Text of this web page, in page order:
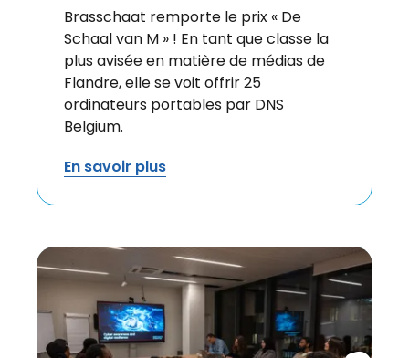
Brasschaat remporte le prix « De
Schaal van M » ! En tant que classe la
plus avisée en matière de médias de
Flandre, elle se voit offrir 25
ordinateurs portables par DNS
Belgium.
En savoir plus